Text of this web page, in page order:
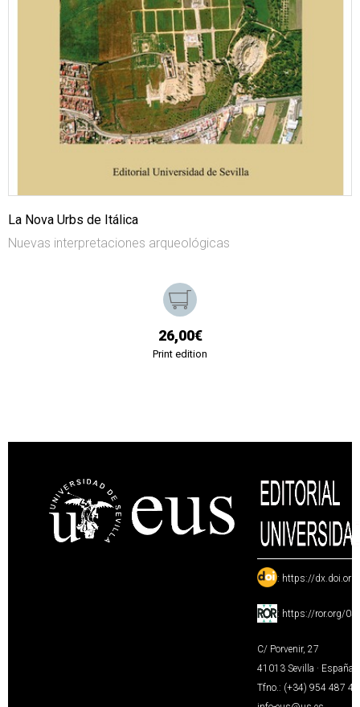
La Nova Urbs de Itálica
Nuevas interpretaciones arqueológicas
26,00€
Print edition
: https://
: https://ror.org/
C/ Porvenir, 27
41013 Sevilla · España
Tfno.: (+34) 954 487